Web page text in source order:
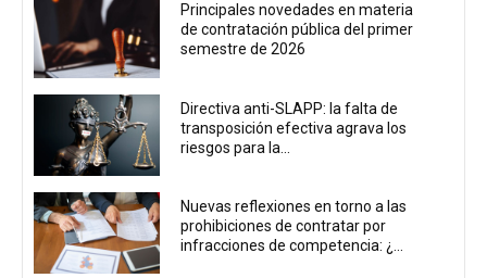
Principales novedades en materia
de contratación pública del primer
semestre de 2026
Directiva anti-SLAPP: la falta de
transposición efectiva agrava los
riesgos para la...
Nuevas reflexiones en torno a las
prohibiciones de contratar por
infracciones de competencia: ¿...